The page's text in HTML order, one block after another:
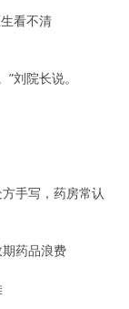
看不清
刘院长说。
手写，药房常认
药品浪费